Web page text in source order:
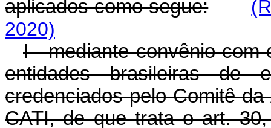
aplicados como segue:
2020)
I - mediante convênio com
entidades brasileiras de
credenciados pelo Comitê
CATI, de que trata o art.